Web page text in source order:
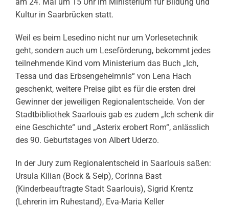
Kultur in Saarbrücken statt.
Weil es beim Lesedino nicht nur um Vorlesetechnik
geht, sondern auch um Leseförderung, bekommt jedes
teilnehmende Kind vom Ministerium das Buch „Ich,
Tessa und das Erbsengeheimnis“ von Lena Hach
geschenkt, weitere Preise gibt es für die ersten drei
Gewinner der jeweiligen Regionalentscheide. Von der
Stadtbibliothek Saarlouis gab es zudem „Ich schenk dir
eine Geschichte“ und „Asterix erobert Rom“, anlässlich
des 90. Geburtstages von Albert Uderzo.
In der Jury zum Regionalentscheid in Saarlouis saßen:
Ursula Kilian (Bock & Seip), Corinna Bast
(Kinderbeauftragte Stadt Saarlouis), Sigrid Krentz
(Lehrerin im Ruhestand), Eva-Maria Keller